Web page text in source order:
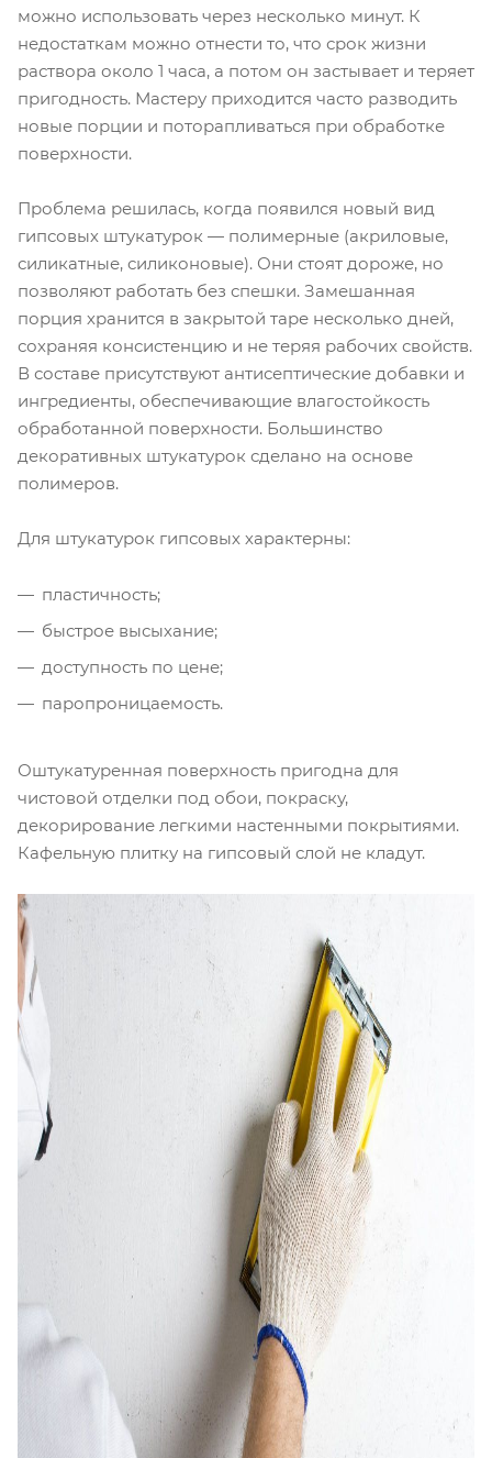
можно использовать через несколько минут. К
недостаткам можно отнести то, что срок жизни
раствора около 1 часа, а потом он застывает и теряет
пригодность. Мастеру приходится часто разводить
новые порции и поторапливаться при обработке
поверхности.
Проблема решилась, когда появился новый вид
гипсовых штукатурок — полимерные (акриловые,
силикатные, силиконовые). Они стоят дороже, но
позволяют работать без спешки. Замешанная
порция хранится в закрытой таре несколько дней,
сохраняя консистенцию и не теряя рабочих свойств.
В составе присутствуют антисептические добавки и
ингредиенты, обеспечивающие влагостойкость
обработанной поверхности. Большинство
декоративных штукатурок сделано на основе
полимеров.
Для штукатурок гипсовых характерны:
пластичность;
быстрое высыхание;
доступность по цене;
паропроницаемость.
Оштукатуренная поверхность пригодна для
чистовой отделки под обои, покраску,
декорирование легкими настенными покрытиями.
Кафельную плитку на гипсовый слой не кладут.